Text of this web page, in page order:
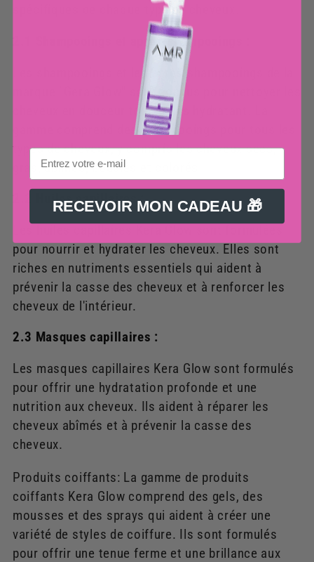
spécifiques de chaque type de cheveux.
2.1 Shampooings et après-shampooings :
Les shampooings et les après-shampooings de la
marque "Gera Glow" sont conçus pour nettoyer les
cheveux en douceur tout en les hydratant. La
gamme comprend des shampooings pour tous les
types de cheveux, y compris les cheveux secs,
gras, abîmés, bouclés et colorés.
2.2 Huiles capillaires :
pour nourrir et hydrater les cheveux. Elles sont
riches en nutriments essentiels qui aident à
prévenir la casse des cheveux et à renforcer les
cheveux de l'intérieur.
2.3 Masques capillaires :
Les masques capillaires Kera Glow sont formulés
pour offrir une hydratation profonde et une
nutrition aux cheveux. Ils aident à réparer les
cheveux abîmés et à prévenir la casse des
cheveux.
Produits coiffants: La gamme de produits
coiffants Kera Glow comprend des gels, des
mousses et des sprays qui aident à créer une
variété de styles de coiffure. Ils sont formulés
pour offrir une tenue ferme et une brillance aux
RECEVOIR MON CADEAU 🎁